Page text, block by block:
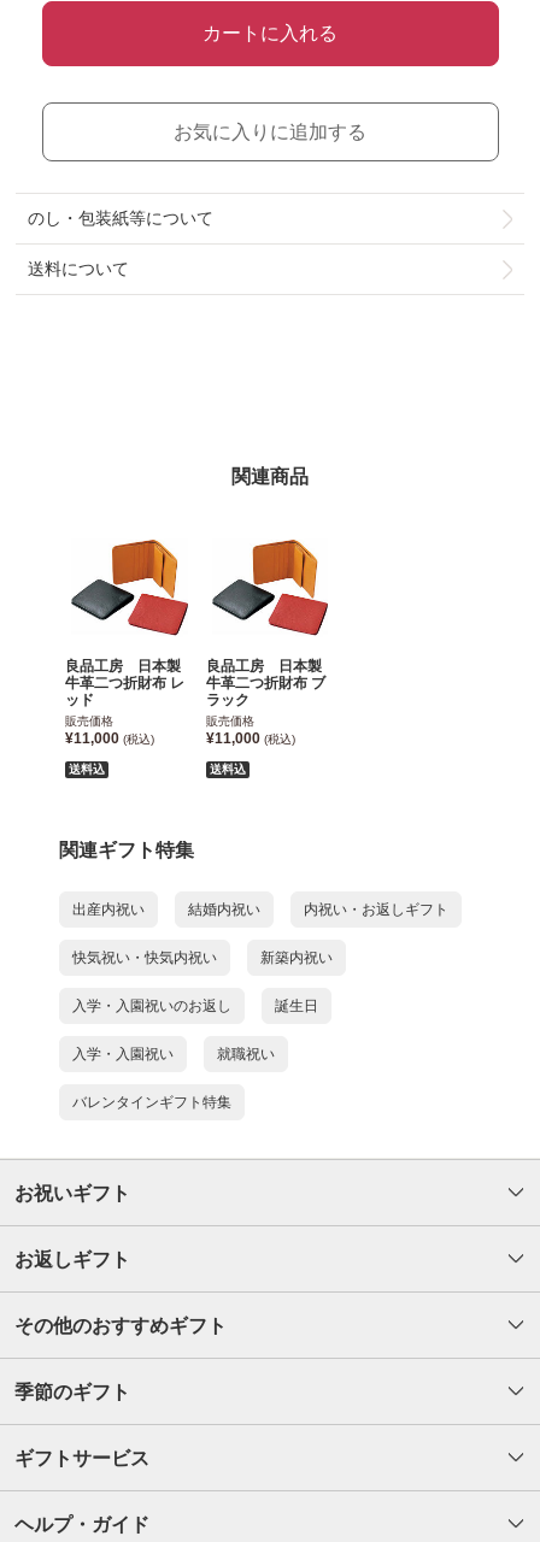
カートに入れる
お気に入りに追加する
のし・包装紙等について
送料について
関連商品
良品工房 日本製
牛革二つ折財布 レ
ッド
販売価格
¥11,000 (税込)
送料込
良品工房 日本製
牛革二つ折財布 ブ
ラック
販売価格
¥11,000(税込)
送料込
関連ギフト特集
出産内祝い 結婚内祝い 内祝い・お返しギフト
快気祝い・快気内祝い 新築内祝い
入学・入園祝いのお返し 誕生日
入学・入園祝い 就職祝い
バレンタインギフト特集
お祝いギフト
お返しギフト
その他のおすすめギフト
季節のギフト
ギフトサービス
ヘルプ・ガイド